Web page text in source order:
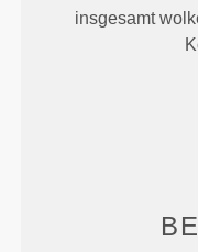
insgesamt